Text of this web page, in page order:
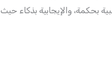
بحكمة، والإيجابية بذكاء حيث